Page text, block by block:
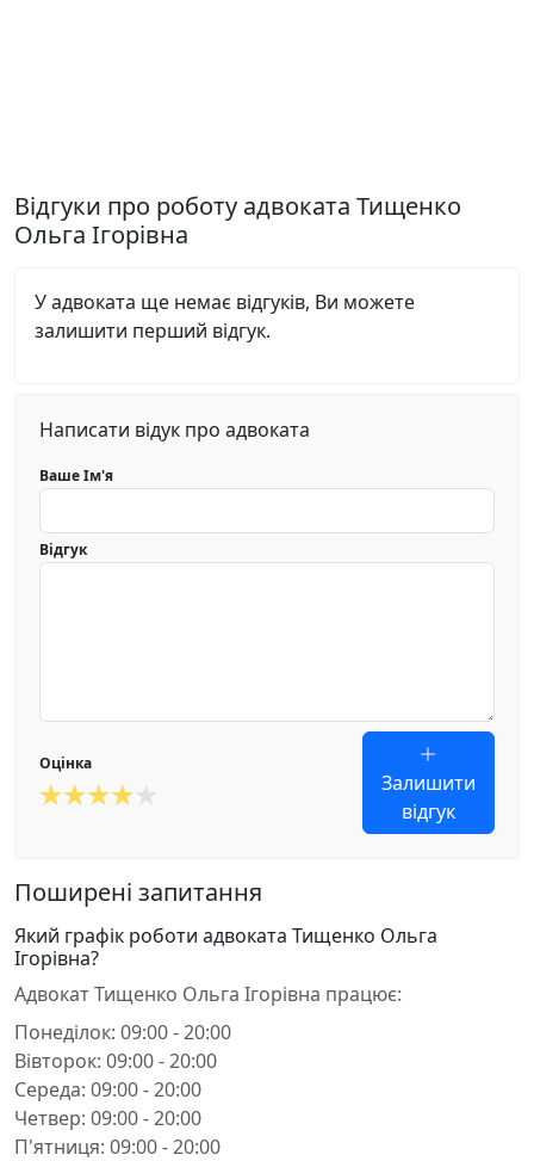
Відгуки про роботу адвоката Тищенко
Ольга Ігорівна
У адвоката ще немає відгуків, Ви можете
залишити перший відгук.
Написати відук про адвоката
Ваше Ім'я
Відгук
Оцінка
Залишити
відгук
Поширені запитання
Який графік роботи адвоката Тищенко Ольга
Ігорівна?
Адвокат Тищенко Ольга Ігорівна працює:
Понеділок: 09:00 - 20:00
Вівторок: 09:00 - 20:00
Середа: 09:00 - 20:00
Четвер: 09:00 - 20:00
П'ятниця: 09:00 - 20:00